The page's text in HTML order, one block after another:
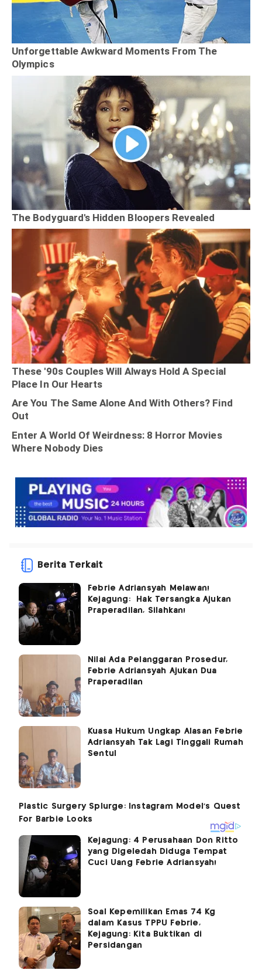
Berita Terkait
Febrie Adriansyah Melawan!
Kejagung: Hak Tersangka Ajukan
Praperadilan, Silahkan!
Nilai Ada Pelanggaran Prosedur,
Febrie Adriansyah Ajukan Dua
Praperadilan
Kuasa Hukum Ungkap Alasan Febrie
Adriansyah Tak Lagi Tinggali Rumah
Sentul
Kejagung: 4 Perusahaan Don Ritto
yang Digeledah Diduga Tempat
Cuci Uang Febrie Adriansyah!
Soal Kepemilikan Emas 74 Kg
dalam Kasus TPPU Febrie,
Kejagung: Kita Buktikan di
Persidangan